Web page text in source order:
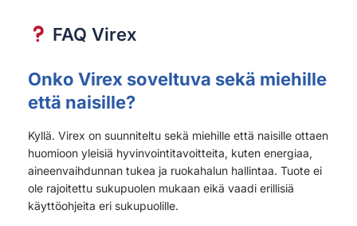
FAQ Virex
Onko Virex soveltuva sekä miehille
että naisille?
Kyllä. Virex on suunniteltu sekä miehille että naisille ottaen
huomioon yleisiä hyvinvointitavoitteita, kuten energiaa,
aineenvaihdunnan tukea ja ruokahalun hallintaa. Tuote ei
ole rajoitettu sukupuolen mukaan eikä vaadi erillisiä
käyttöohjeita eri sukupuolille.